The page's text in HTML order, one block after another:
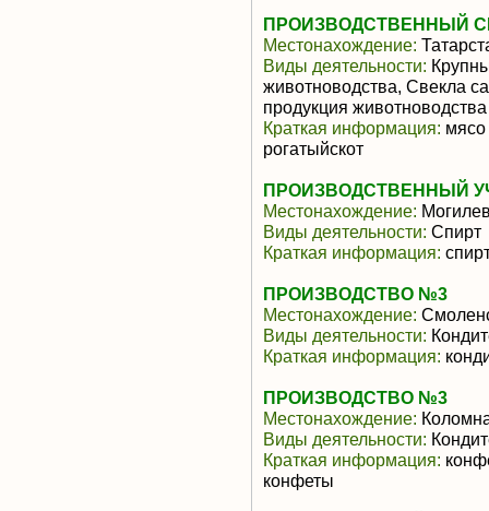
ПРОИЗВОДСТВЕННЫЙ
Местонахождение:
Виды деятельности:
животноводства, Свекла
продукция животноводства
Краткая информация: мясо
рогатыйскот
ПРОИЗВОДСТВЕННЫЙ
Местонахождение:
Виды деятельности: Спирт
Краткая информация:
ПРОИЗВОДСТВО №3
Местонахождение:
Виды деятельности:
Краткая информация:
ПРОИЗВОДСТВО №3
Местонахождение:
Виды деятельности:
Краткая информация:
конфеты